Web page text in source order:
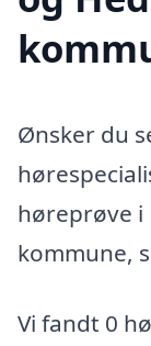
Ønsker du
høreprøve i
kommune,
Vi fandt 0